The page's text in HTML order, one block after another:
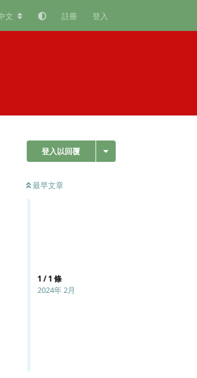
文 註冊 登入
登入以回覆
最早文章
1 /1 條
2024年 2月